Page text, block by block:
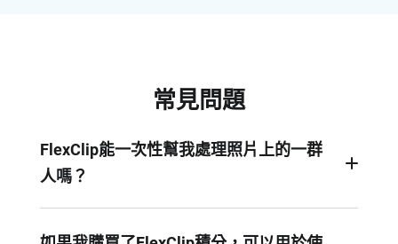
常見問題
FlexClip能一次性幫我處理照片上的一群
人嗎？